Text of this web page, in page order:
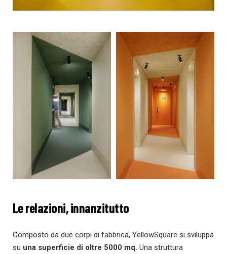
Le relazioni, innanzitutto
Composto da due corpi di fabbrica, YellowSquare si sviluppa
su una superficie di oltre 5000 mq. Una struttura